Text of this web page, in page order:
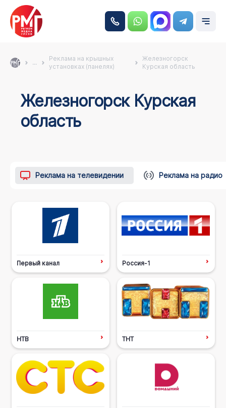
...
Реклама на крышных
установках (панелях)
Железногорск
Курская область
Железногорск Курская
область
Реклама на телевидении Реклама на радио
Первый канал Россия-1
НТВ ТНТ